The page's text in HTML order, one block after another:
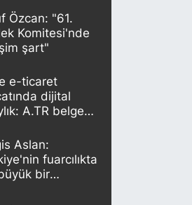
Özcan: "61.
Komitesi'nde
şart"
e-ticaret
dijital
A.TR belgesi
Aslan:
fuarcılıkta
bir